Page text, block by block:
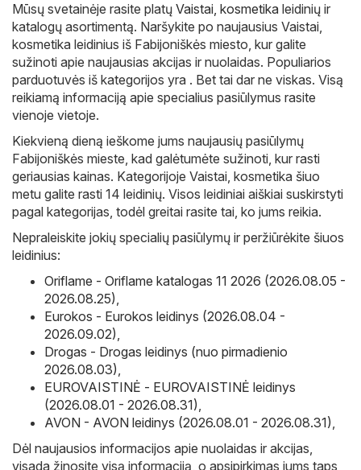
Mūsų svetainėje rasite platų Vaistai, kosmetika leidinių ir
katalogų asortimentą. Naršykite po naujausius Vaistai,
kosmetika leidinius iš Fabijoniškės miesto, kur galite
sužinoti apie naujausias akcijas ir nuolaidas. Populiarios
parduotuvės iš kategorijos yra . Bet tai dar ne viskas. Visą
reikiamą informaciją apie specialius pasiūlymus rasite
vienoje vietoje.
Kiekvieną dieną ieškome jums naujausių pasiūlymų
Fabijoniškės mieste, kad galėtumėte sužinoti, kur rasti
geriausias kainas. Kategorijoje Vaistai, kosmetika šiuo
metu galite rasti 14 leidinių. Visos leidiniai aiškiai suskirstyti
pagal kategorijas, todėl greitai rasite tai, ko jums reikia.
Nepraleiskite jokių specialių pasiūlymų ir peržiūrėkite šiuos
leidinius:
Oriflame - Oriflame katalogas 11 2026 (2026.08.05 -
2026.08.25),
Eurokos - Eurokos leidinys (2026.08.04 -
2026.09.02),
Drogas - Drogas leidinys (nuo pirmadienio
2026.08.03),
EUROVAISTINĖ - EUROVAISTINĖ leidinys
(2026.08.01 - 2026.08.31),
AVON - AVON leidinys (2026.08.01 - 2026.08.31),
Dėl naujausios informacijos apie nuolaidas ir akcijas,
visada žinosite visą informaciją, o apsipirkimas jums taps